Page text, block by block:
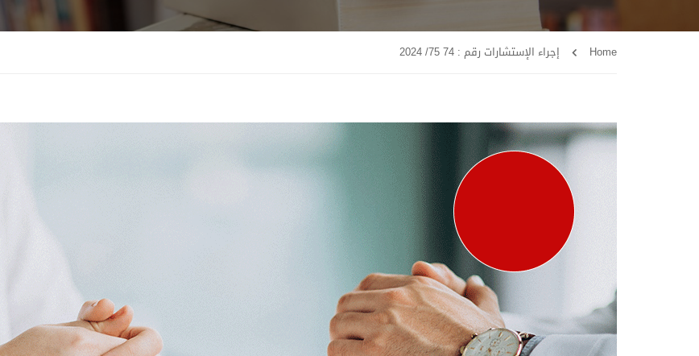
Home إجراء الإستشارات رقم : 74 75/ 2024